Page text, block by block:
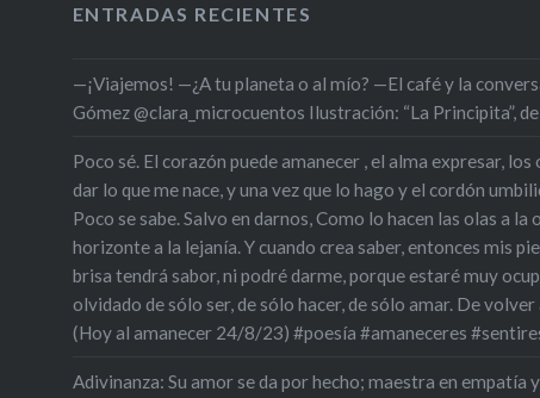
ENTRADAS RECIENTES
—¡Viajemos! —¿A tu planeta o al mío? —El café y la
Gómez @clara_microcuentos Ilustración: “La Principita”,
Poco sé. El corazón puede amanecer , el alma expresar,
dar lo que me nace, y una vez que lo hago y el cordón
Poco se sabe. Salvo en darnos, Como lo hacen las olas a la
horizonte a la lejanía. Y cuando crea saber, entonces mis
brisa tendrá sabor, ni podré darme, porque estaré muy
olvidado de sólo ser, de sólo hacer, de sólo amar. De volver
(Hoy al amanecer 24/8/23) #poesía #amaneceres
Adivinanza: Su amor se da por hecho; maestra en empatía